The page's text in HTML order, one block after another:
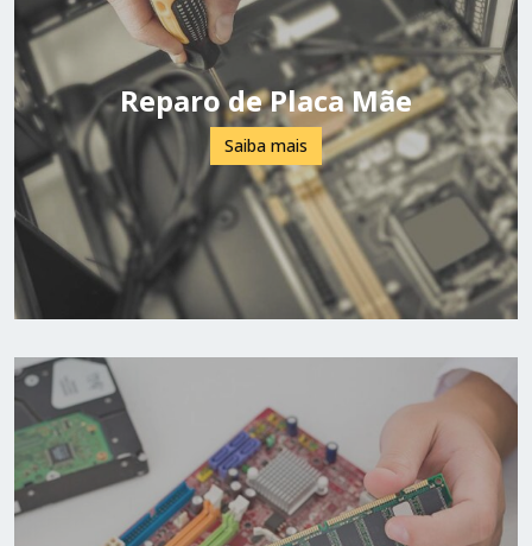
Reparo de Placa Mãe
Saiba mais